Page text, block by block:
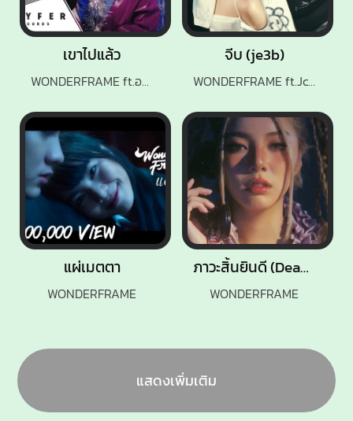
เขาไปแล้ว
WONDERFRAME ft.อาม ชุติมา
แผ่เมตตา
WONDERFRAME
ภาวะสิ้นยินดี (Dead inside)
WONDERFRAME
จีบ (je3b)
WONDERFRAME ft.Jc Janez
แสดงเพิ่มเติม